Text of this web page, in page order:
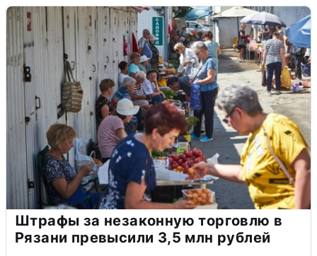
Штрафы за незаконную торговлю в
Рязани превысили 3,5 млн рублей